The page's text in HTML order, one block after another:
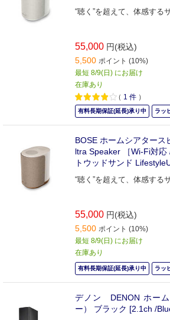
“聴く”を超えて、体感する
55,000 円(税込)
5,500 ポイント (10%)
最短 8/9(日) にお届け
在庫あり
（ 1 件 ）
有料長期保証(延長)承り中 ラッ
BOSE ホームシアタース
ltra Speaker ［Wi-Fi対
トウッドサンド
“聴く”を超えて、体感する
55,000 円(税込)
5,500 ポイント (10%)
最短 8/9(日) にお届け
在庫あり
有料長期保証(延長)承り中 ラッ
デノン DENON ホー
ー） ブラック [2.1ch /